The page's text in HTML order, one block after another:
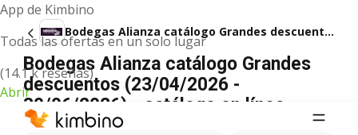
App de Kimbino
Todas las ofertas en un solo lugar
(14.1 k reseñas)
Abrir
Bodegas Alianza catálogo Grandes descuentos
Bodegas Alianza catálogo Grandes
descuentos (23/04/2026 -
30/06/2026) - catálogo en línea